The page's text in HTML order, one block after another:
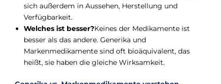
sich außerdem in Aussehen, Herstellung und
Verfügbarkeit.
Welches ist besser?Keines der Medikamente ist
besser als das andere. Generika und
Markenmedikamente sind oft bioäquivalent, das
heißt, sie haben die gleiche Wirksamkeit.